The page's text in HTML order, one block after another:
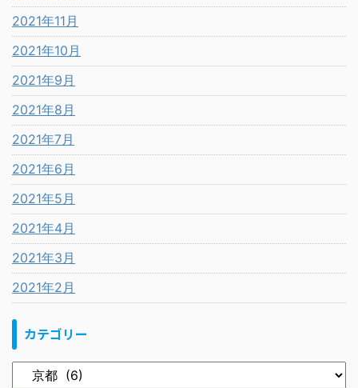
2021年11月
2021年10月
2021年9月
2021年8月
2021年7月
2021年6月
2021年5月
2021年4月
2021年3月
2021年2月
カテゴリー